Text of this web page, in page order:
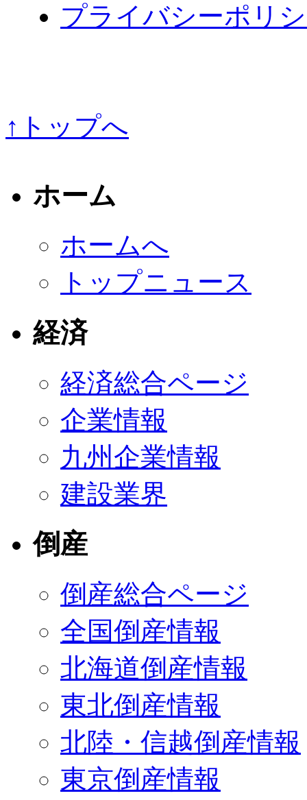
プライバシーポリ
↑トップへ
ホーム
ホームへ
トップニュース
経済
経済総合ページ
企業情報
九州企業情報
建設業界
倒産
倒産総合ページ
全国倒産情報
北海道倒産情報
東北倒産情報
北陸・信越倒産情報
東京倒産情報